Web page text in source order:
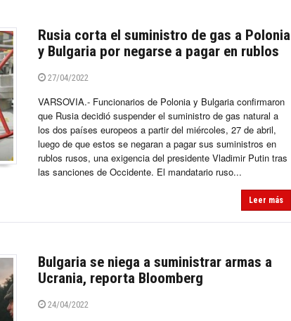
Rusia corta el suministro de gas a Polonia
y Bulgaria por negarse a pagar en rublos
27/04/2022
VARSOVIA.- Funcionarios de Polonia y Bulgaria confirmaron
que Rusia decidió suspender el suministro de gas natural a
los dos países europeos a partir del miércoles, 27 de abril,
luego de que estos se negaran a pagar sus suministros en
rublos rusos, una exigencia del presidente Vladimir Putin tras
las sanciones de Occidente. El mandatario ruso...
Leer más
Bulgaria se niega a suministrar armas a
Ucrania, reporta Bloomberg
24/04/2022